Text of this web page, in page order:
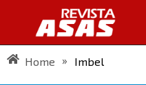
Home » Imbel